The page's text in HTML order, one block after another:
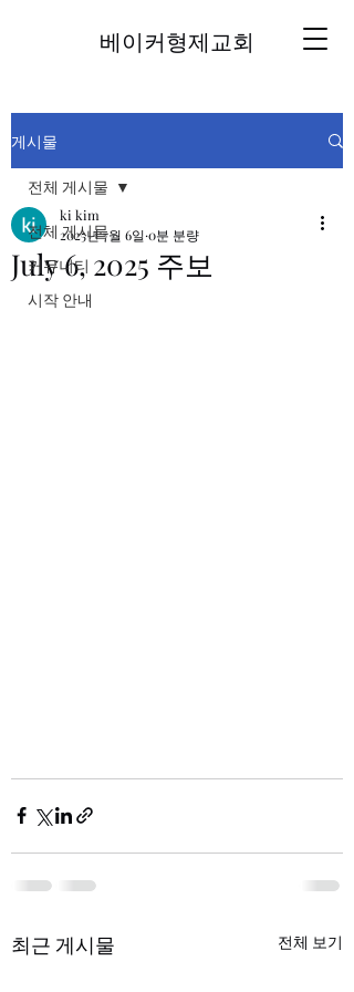
베이커형제교회
게시물
전체 게시물
커뮤니티
시작 안내
전체 게시물
July 6, 2025 주보
ki kim
2025년 7월 6일 0분 분량
최근 게시물 전체 보기